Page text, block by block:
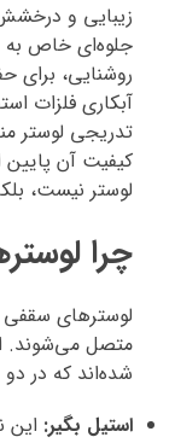
زیبایی و
جلوه‌ای خاص
روشنایی، برای
آبکاری فلزات
تدریجی لوستر
کیفیت آن
لوستر نیست،
چرا
لوسترهای
متصل می‌شوند.
شده‌اند که در
استیل بگیر: این